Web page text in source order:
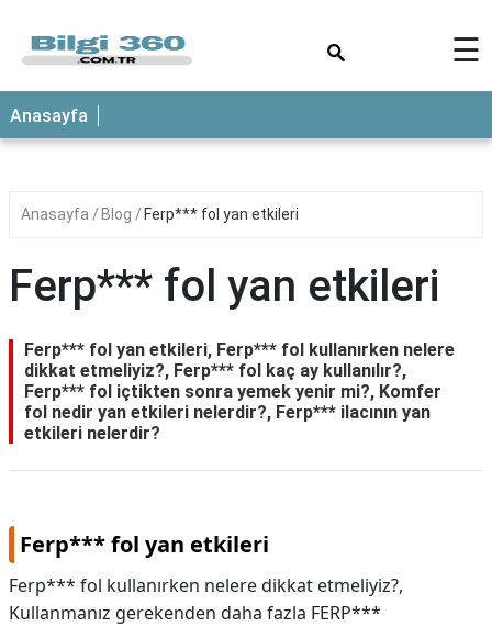
ANASAYFA
☰
Anasayfa
Anasayfa Blog Ferp*** fol yan etkileri
Ferp*** fol yan etkileri
Ferp*** fol yan etkileri, Ferp*** fol kullanırken nelere
dikkat etmeliyiz?, Ferp*** fol kaç ay kullanılır?,
Ferp*** fol içtikten sonra yemek yenir mi?, Komfer
fol nedir yan etkileri nelerdir?, Ferp*** ilacının yan
etkileri nelerdir?
Ferp*** fol yan etkileri
Ferp*** fol kullanırken nelere dikkat etmeliyiz?,
Kullanmanız gerekenden daha fazla FERP***